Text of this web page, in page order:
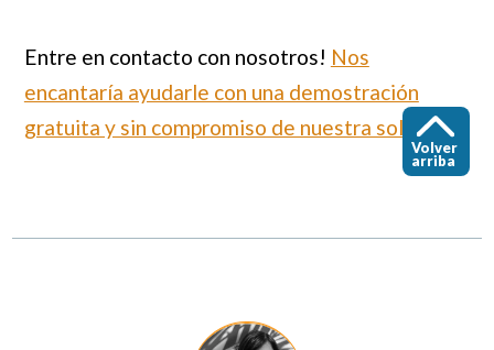
Volver
arriba
Entre en contacto con nosotros! Nos
encantaría ayudarle con una demostración
gratuita y sin compromiso de nuestra solución.